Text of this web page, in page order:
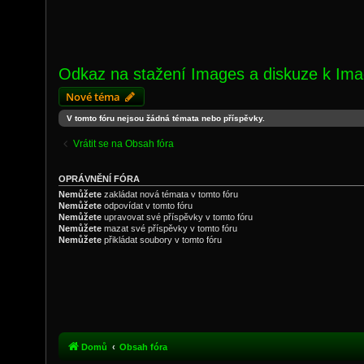
Odkaz na stažení Images a diskuze k
Nové téma
V tomto fóru nejsou žádná témata nebo příspěvky.
Vrátit se na Obsah fóra
OPRÁVNĚNÍ FÓRA
Nemůžete zakládat nová témata v tomto fóru
Nemůžete odpovídat v tomto fóru
Nemůžete upravovat své příspěvky v tomto fóru
Nemůžete mazat své příspěvky v tomto fóru
Nemůžete přikládat soubory v tomto fóru
Domů Obsah fóra